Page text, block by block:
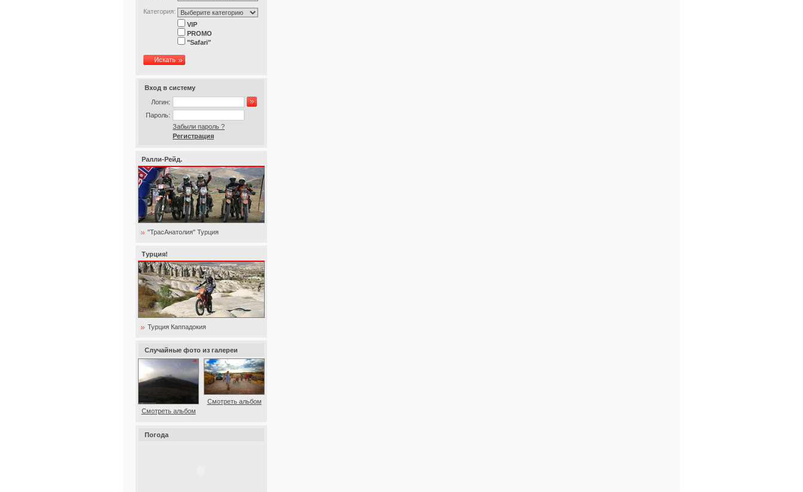
Категория:
VIP
PROMO
"Safari"
Искать
Вход в систему
Логин:
Пароль:
Забыли пароль ?
Регистрация
Ралли-Рейд.
"ТрасАнатолия" Турция
Турция!
Турция Каппадокия
Случайные фото из галереи
Смотреть альбом
Смотреть альбом
Погода